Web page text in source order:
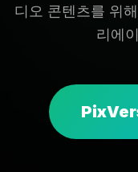
디오 콘텐츠를 위
리에